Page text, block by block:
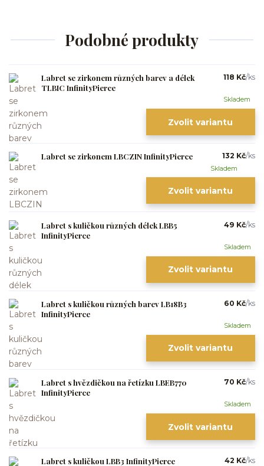
Podobné produkty
Labret se zirkonem různých barev a délek
TLBIC InfinityPierce
118 Kč/ks
Skladem
Zvolit variantu
Labret se zirkonem LBCZIN InfinityPierce 132 Kč/ks
Skladem
Zvolit variantu
Labret s kuličkou různých délek LBB5
InfinityPierce
49 Kč/ks
Skladem
Zvolit variantu
Labret s kuličkou různých barev LB18B3
InfinityPierce
60 Kč/ks
Skladem
Zvolit variantu
Labret s hvězdičkou na řetízku LBEB770
InfinityPierce
70 Kč/ks
Skladem
Zvolit variantu
Labret s kuličkou LBB3 InfinityPierce 42 Kč/ks